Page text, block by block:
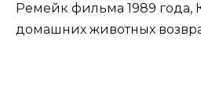
Ремейк фильма 1989 года,
домашних животных